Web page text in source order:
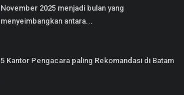
November 2025 menjadi bulan yang
menyeimbangkan antara...
5 Kantor Pengacara paling Rekomandasi di Batam